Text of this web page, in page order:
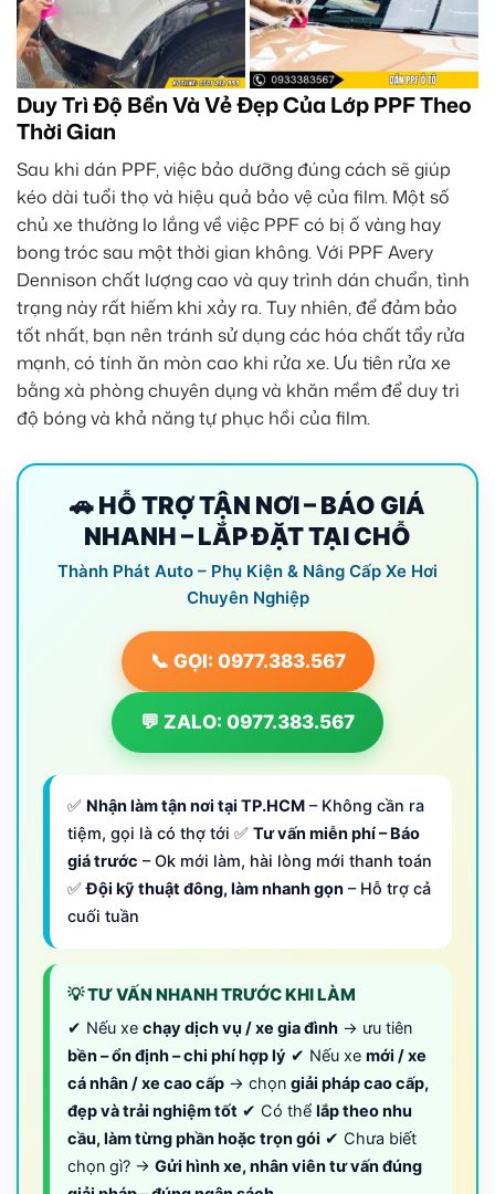
Duy Trì Độ Bền Và Vẻ Đẹp Của Lớp PPF Theo
Thời Gian
Sau khi dán PPF, việc bảo dưỡng đúng cách sẽ giúp
kéo dài tuổi thọ và hiệu quả bảo vệ của film. Một số
chủ xe thường lo lắng về việc PPF có bị ố vàng hay
bong tróc sau một thời gian không. Với PPF Avery
Dennison chất lượng cao và quy trình dán chuẩn, tình
trạng này rất hiếm khi xảy ra. Tuy nhiên, để đảm bảo
tốt nhất, bạn nên tránh sử dụng các hóa chất tẩy rửa
mạnh, có tính ăn mòn cao khi rửa xe. Ưu tiên rửa xe
bằng xà phòng chuyên dụng và khăn mềm để duy trì
độ bóng và khả năng tự phục hồi của film.
🚗 HỖ TRỢ TẬN NƠI – BÁO GIÁ
NHANH – LẮP ĐẶT TẠI CHỖ
Thành Phát Auto – Phụ Kiện & Nâng Cấp Xe Hơi
Chuyên Nghiệp
📞 GỌI: 0977.383.567
💬 ZALO: 0977.383.567
✅ Nhận làm tận nơi tại TP.HCM – Không cần ra
tiệm, gọi là có thợ tới ✅ Tư vấn miễn phí – Báo
giá trước – Ok mới làm, hài lòng mới thanh toán
✅Đội kỹ thuật đông, làm nhanh gọn – Hỗ trợ cả
cuối tuần
💡 TƯ VẤN NHANH TRƯỚC KHI LÀM
✔ Nếu xe chạy dịch vụ / xe gia đình → ưu tiên
bền – ổn định – chi phí hợp lý ✔ Nếu xe mới / xe
cá nhân / xe cao cấp → chọn giải pháp cao cấp,
đẹp và trải nghiệm tốt ✔ Có thể lắp theo nhu
cầu, làm từng phần hoặc trọn gói ✔ Chưa biết
chọn gì? → Gửi hình xe, nhân viên tư vấn đúng